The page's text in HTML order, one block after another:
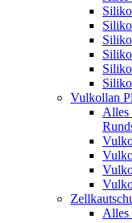
Vulkollan
Alles
Alles